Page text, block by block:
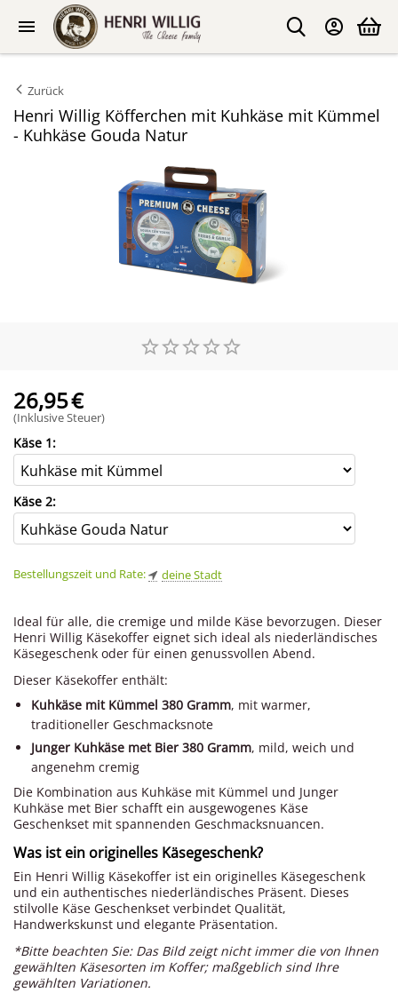
Zurück
Henri Willig Köfferchen mit Kuhkäse mit Kümmel
- Kuhkäse Gouda Natur
26,95€
(Inklusive Steuer)
Käse 1:
Käse 2:
Bestellungszeit und Rate: deine Stadt
Ideal für alle, die cremige und milde Käse bevorzugen. Dieser
Henri Willig Käsekoffer eignet sich ideal als niederländisches
Käsegeschenk oder für einen genussvollen Abend.
Dieser Käsekoffer enthält:
Kuhkäse mit Kümmel 380 Gramm, mit warmer,
traditioneller Geschmacksnote
Junger Kuhkäse met Bier 380 Gramm, mild, weich und
angenehm cremig
Die Kombination aus Kuhkäse mit Kümmel und Junger
Kuhkäse met Bier schafft ein ausgewogenes Käse
Geschenkset mit spannenden Geschmacksnuancen.
Was ist ein originelles Käsegeschenk?
Ein Henri Willig Käsekoffer ist ein originelles Käsegeschenk
und ein authentisches niederländisches Präsent. Dieses
stilvolle Käse Geschenkset verbindet Qualität,
Handwerkskunst und elegante Präsentation.
*Bitte beachten Sie: Das Bild zeigt nicht immer die von Ihnen
gewählten Käsesorten im Koffer; maßgeblich sind Ihre
gewählten Variationen.